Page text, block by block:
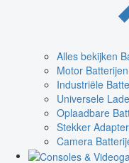
Alles bekijken
Motor Batterijen
Industriële
Universele
Oplaadbare
Stekker
Camera